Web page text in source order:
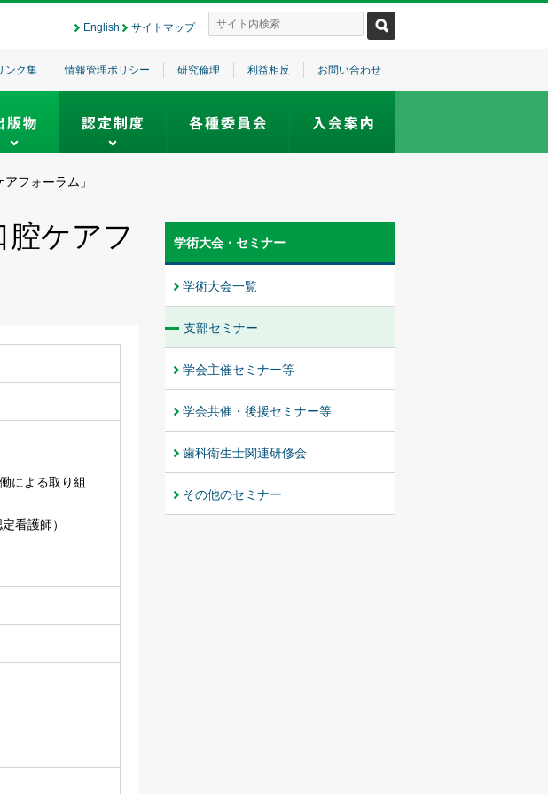
English サイトマップ
ンク集 情報管理ポリシー 研究倫理 利益相反 お問い合わせ
フォーラム」
腔ケアフ
による取り組
看護師）
学術大会・セミナー
学術大会一覧
支部セミナー
学会主催セミナー等
学会共催・後援セミナー等
歯科衛生士関連研修会
その他のセミナー